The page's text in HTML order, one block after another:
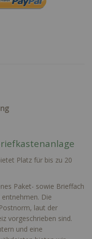
Platz für bis zu 20
Paket- sowie Brieffach
Die
laut der
vorgeschrieben sind.
und eine